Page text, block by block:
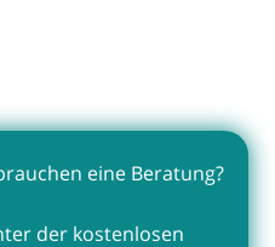
eine Beratung?
der kostenlosen